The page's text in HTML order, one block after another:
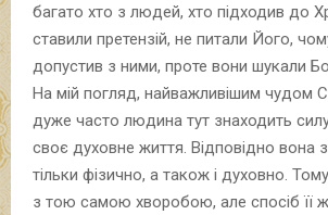
багато хто з людей, хто підходив до
ставили претензій, не питали Його,
допустив з ними, проте вони шукали
На мій погляд, найважливішим чудом
дуже часто людина тут знаходить
своє духовне життя. Відповідно вона
тільки фізично, а також і духовно.
з тою самою хворобою, але спосіб її